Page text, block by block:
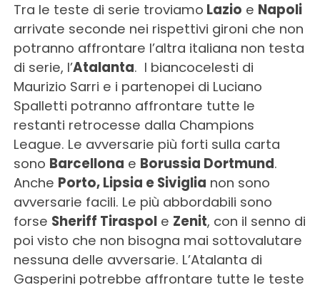
Tra le teste di serie troviamo Lazio e Napoli
arrivate seconde nei rispettivi gironi che non
potranno affrontare l’altra italiana non testa
di serie, l’Atalanta. I biancocelesti di
Maurizio Sarri e i partenopei di Luciano
Spalletti potranno affrontare tutte le
restanti retrocesse dalla Champions
League. Le avversarie più forti sulla carta
sono Barcellona e Borussia Dortmund.
Anche Porto, Lipsia e Siviglia non sono
avversarie facili. Le più abbordabili sono
forse Sheriff Tiraspole Zenit, con il senno di
poi visto che non bisogna mai sottovalutare
nessuna delle avversarie. L’Atalanta di
Gasperini potrebbe affrontare tutte le teste